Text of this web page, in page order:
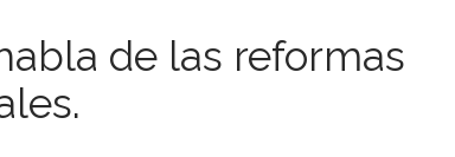
de las reformas